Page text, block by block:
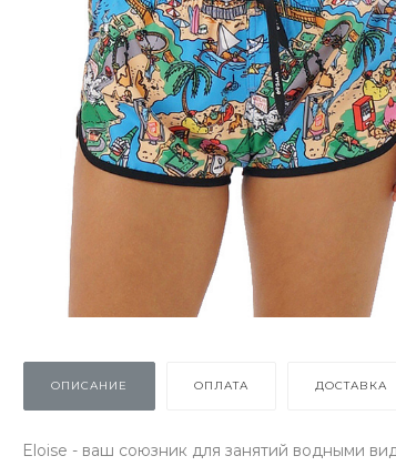
ОПИСАНИЕ ОПЛАТА ДОСТАВКА
Eloise - ваш союзник для занятий водными